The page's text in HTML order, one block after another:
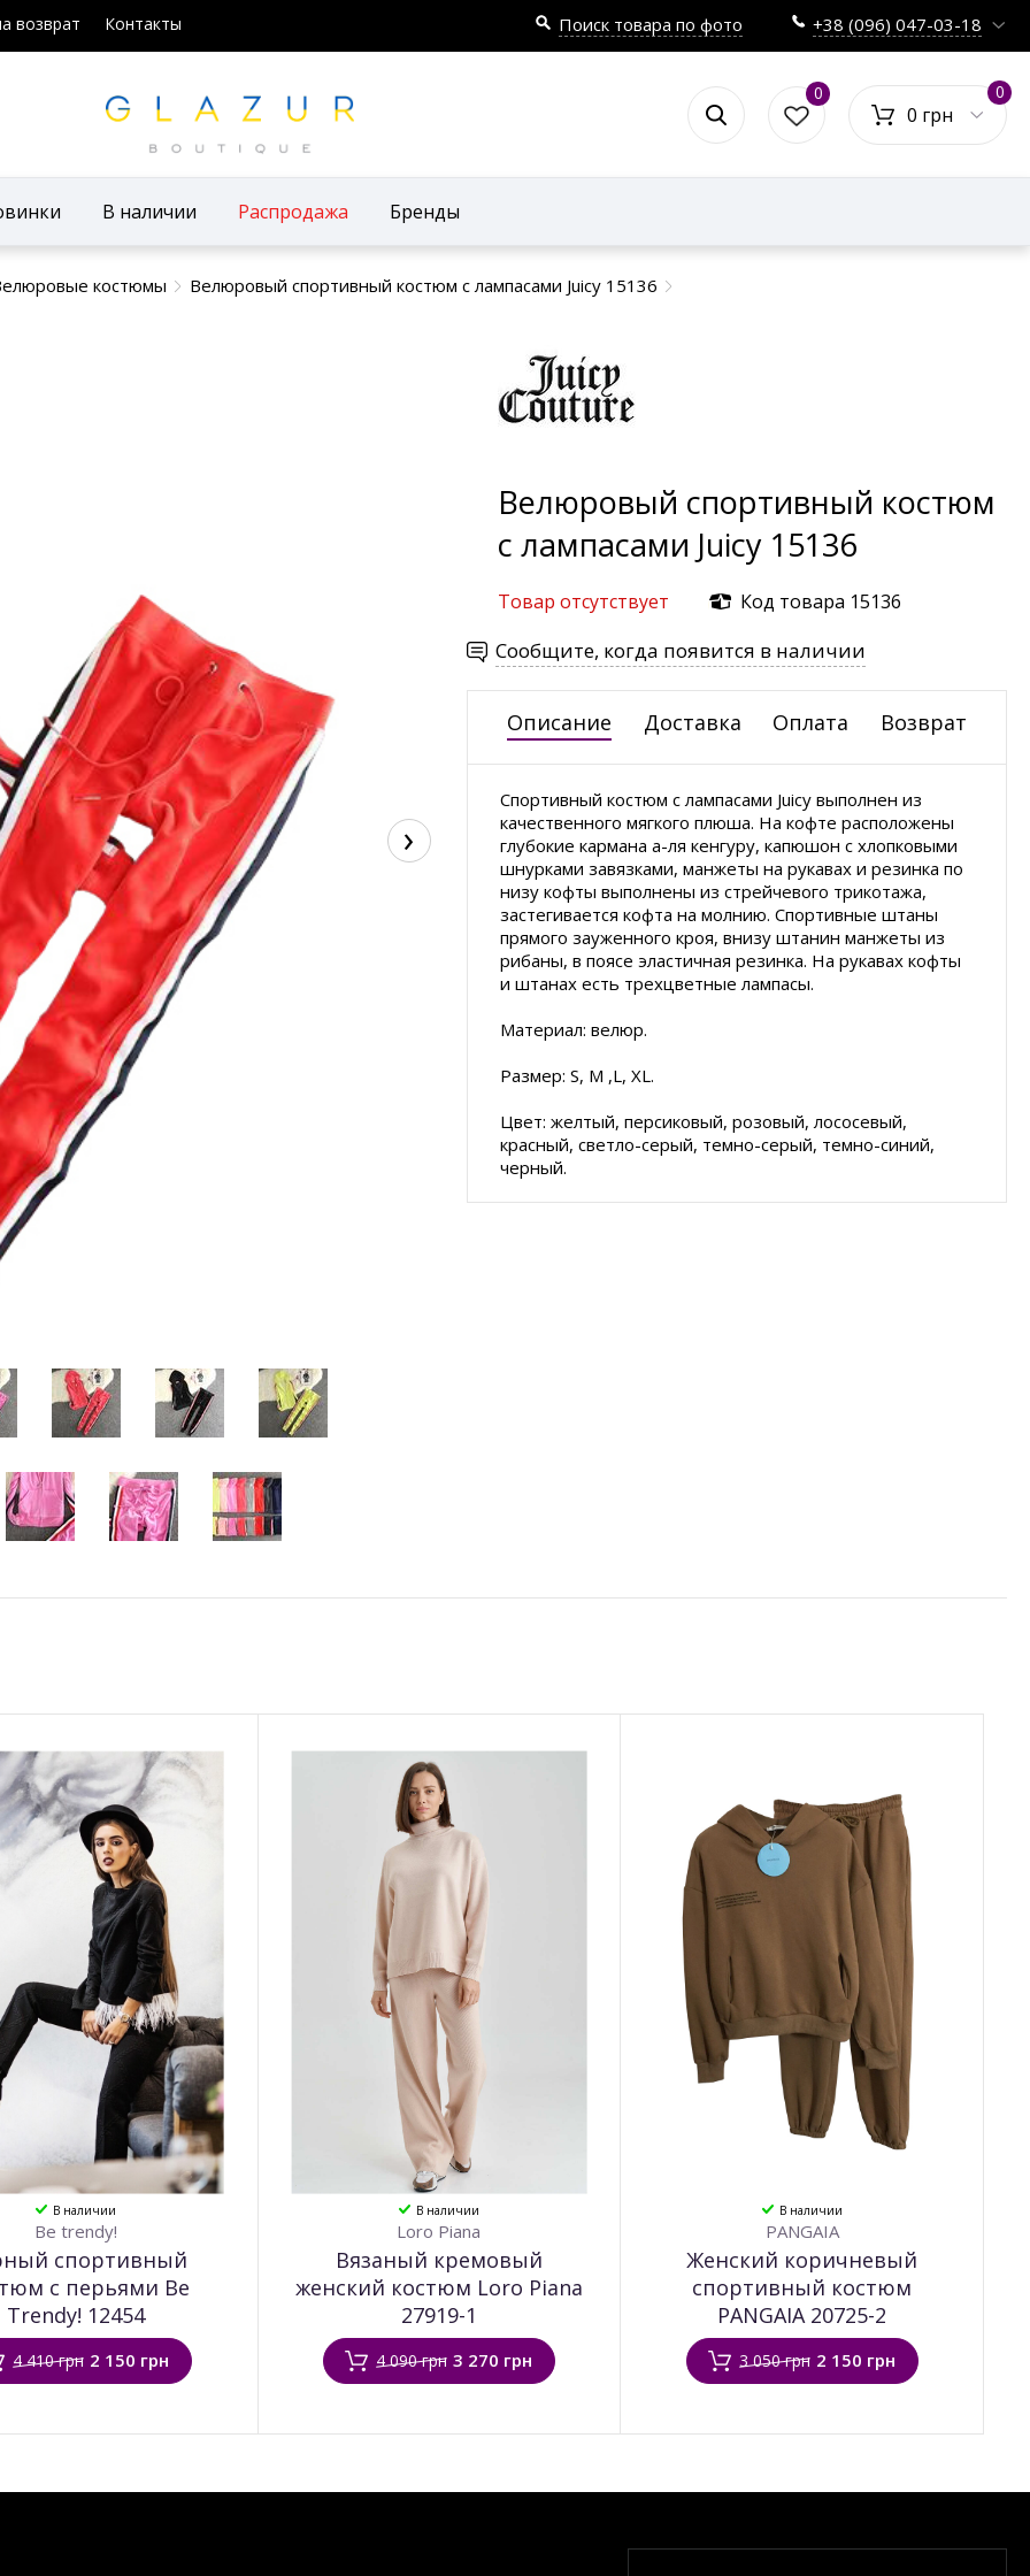
возврат Контакты Поиск товара по фото +38 (096) 047-03-18
В наличии Распродажа Бренды
0
0 грн
0
костюмы Велюровый спортивный костюм с лампасами Juicy 15136
›
Велюровый спортивный костюм
с лампасами Juicy 15136
Товар отсутствует Код товара 15136
Сообщите, когда появится в наличии
Описание Доставка Оплата Возврат
Спортивный костюм с лампасами Juicy выполнен из
качественного мягкого плюша. На кофте расположены
глубокие кармана а-ля кенгуру, капюшон с хлопковыми
шнурками завязками, манжеты на рукавах и резинка по
низу кофты выполнены из стрейчевого трикотажа,
застегивается кофта на молнию. Спортивные штаны
прямого зауженного кроя, внизу штанин манжеты из
рибаны, в поясе эластичная резинка. На рукавах кофты
и штанах есть трехцветные лампасы.
Материал: велюр.
Размер: S, M ,L, XL.
Цвет: желтый, персиковый, розовый, лососевый,
красный, светло-серый, темно-серый, темно-синий,
черный.
В наличии
Be trendy!
спортивный
с перьями Be
Trendy! 12454
4 410 грн 2 150 грн
В наличии
Loro Piana
Вязаный кремовый
женский костюм Loro Piana
27919-1
4 090 грн 3 270 грн
В наличии
PANGAIA
Женский коричневый
спортивный костюм
PANGAIA 20725-2
3 050 грн 2 150 грн